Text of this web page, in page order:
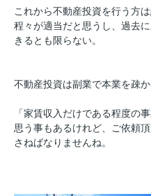
これから不動産投資を行う方
程々が適当だと思うし、過去
きるとも限らない。
不動産投資は副業で本業を疎か
「家賃収入だけである程度の
思う事もあるけれど、ご依頼
さねばなりませんね。